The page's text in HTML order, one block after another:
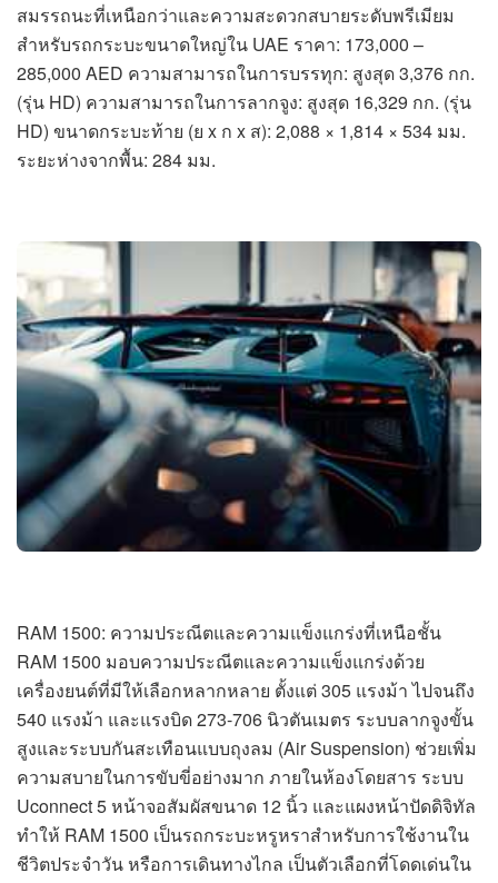
สมรรถนะที่เหนือกว่าและความสะดวกสบายระดับพรีเมียม
สำหรับรถกระบะขนาดใหญ่ใน UAE ราคา: 173,000 –
285,000 AED ความสามารถในการบรรทุก: สูงสุด 3,376 กก.
(รุ่น HD) ความสามารถในการลากจูง: สูงสุด 16,329 กก. (รุ่น
HD) ขนาดกระบะท้าย (ย x ก x ส): 2,088 × 1,814 × 534 มม.
ระยะห่างจากพื้น: 284 มม.
RAM 1500: ความประณีตและความแข็งแกร่งที่เหนือชั้น
RAM 1500 มอบความประณีตและความแข็งแกร่งด้วย
เครื่องยนต์ที่มีให้เลือกหลากหลาย ตั้งแต่ 305 แรงม้า ไปจนถึง
540 แรงม้า และแรงบิด 273-706 นิวตันเมตร ระบบลากจูงขั้น
สูงและระบบกันสะเทือนแบบถุงลม (Air Suspension) ช่วยเพิ่ม
ความสบายในการขับขี่อย่างมาก ภายในห้องโดยสาร ระบบ
Uconnect 5 หน้าจอสัมผัสขนาด 12 นิ้ว และแผงหน้าปัดดิจิทัล
ทำให้ RAM 1500 เป็นรถกระบะหรูหราสำหรับการใช้งานใน
ชีวิตประจำวัน หรือการเดินทางไกล เป็นตัวเลือกที่โดดเด่นใน